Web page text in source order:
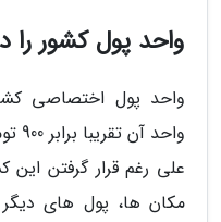
واحد پول کشور را
علی رغم قرار گرفتن این
مکان ها، پول های دیگر